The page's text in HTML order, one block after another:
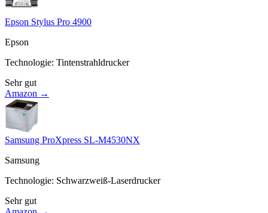
Epson Stylus Pro 4900
Epson
Technologie: Tintenstrahldrucker
Sehr gut
Amazon →
Samsung ProXpress SL-M4530NX
Samsung
Technologie: Schwarzweiß-Laserdrucker
Sehr gut